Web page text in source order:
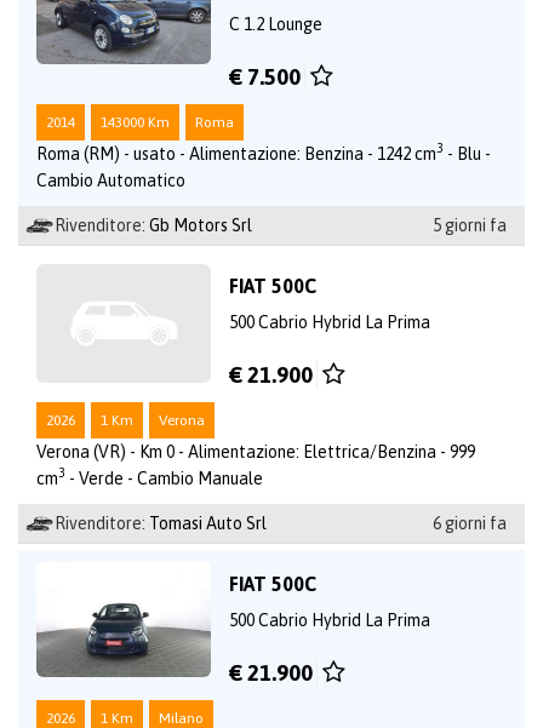
C 1.2 Lounge
€ 7.500
2014 143000 Km Roma
Roma (RM) - usato - Alimentazione: Benzina - 1242 cm3 - Blu -
Cambio Automatico
Rivenditore: Gb Motors Srl 5 giorni fa
FIAT 500C
500 Cabrio Hybrid La Prima
€ 21.900
2026 1 Km Verona
Verona (VR) - Km 0 - Alimentazione: Elettrica/Benzina - 999
cm3 - Verde - Cambio Manuale
Rivenditore: Tomasi Auto Srl 6 giorni fa
FIAT 500C
500 Cabrio Hybrid La Prima
€ 21.900
2026 1 Km Milano